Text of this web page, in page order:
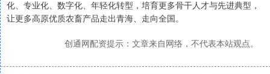
化、专业化、数字化、年轻化转型，培育更多骨干人才与先进典型，
让更多高原优质农畜产品走出青海、走向全国。
创通网配资提示：文章来自网络，不代表本站观点。